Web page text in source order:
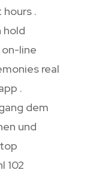
.
hold
line
real
.
dem
und
102